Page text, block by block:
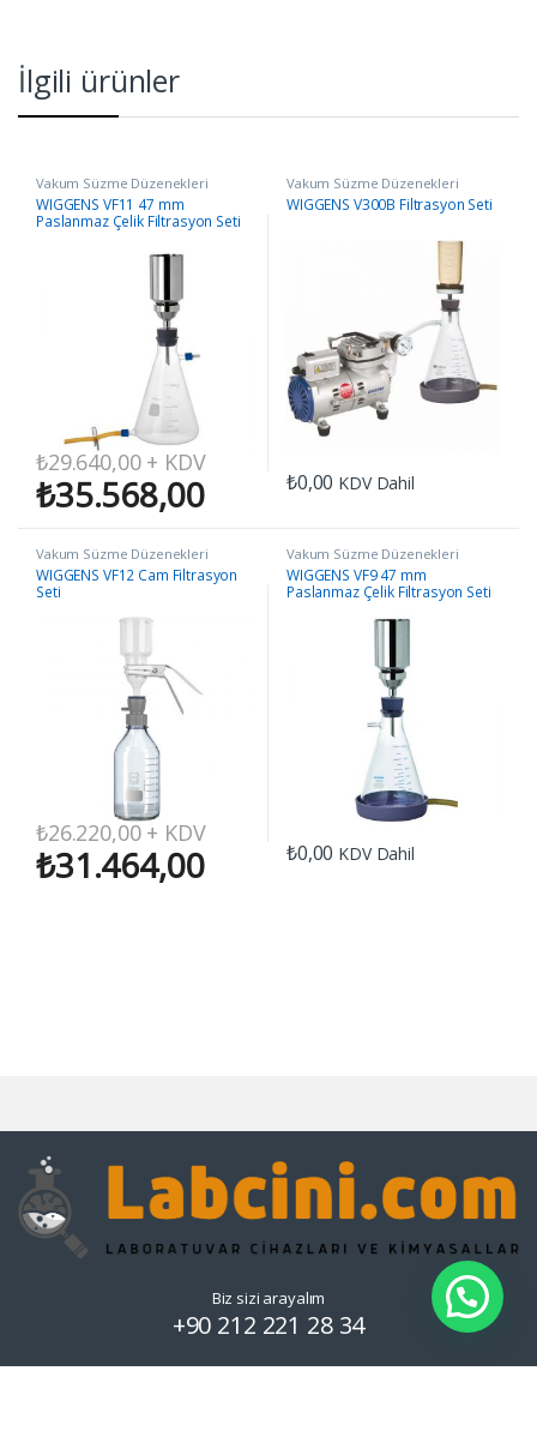
İlgili ürünler
Vakum Süzme Düzenekleri
WIGGENS VF11 47 mm
Paslanmaz Çelik Filtrasyon Seti
₺29.640,00+ KDV
₺35.568,00
Vakum Süzme Düzenekleri
WIGGENS V300B Filtrasyon Seti
₺0,00 KDV Dahil
Vakum Süzme Düzenekleri
WIGGENS VF12 Cam Filtrasyon
Seti
₺26.220,00+ KDV
₺31.464,00
Vakum Süzme Düzenekleri
WIGGENS VF9 47 mm
Paslanmaz Çelik Filtrasyon Seti
₺0,00 KDV Dahil
Biz sizi arayalım
+90 212 221 28 34